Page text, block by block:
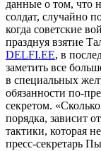
данные о том, что
солдат, случайно
когда советские
празднуя взятие
DELFI.EE, в
заметить все
в специальных
обязанности по-
секретом.
порядка, зависит
тактики, которая
пресс-секретарь